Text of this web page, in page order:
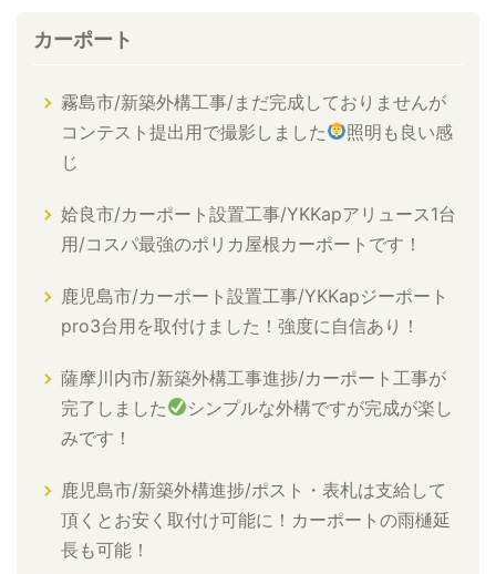
カーポート
霧島市/新築外構工事/まだ完成しておりませんが
コンテスト提出用で撮影しました
照明も良い感
じ
姶良市/カーポート設置工事/YKKapアリュース1台
用/コスパ最強のポリカ屋根カーポートです！
鹿児島市/カーポート設置工事/YKKapジーポート
pro3台用を取付けました！強度に自信あり！
薩摩川内市/新築外構工事進捗/カーポート工事が
完了しました
シンプルな外構ですが完成が楽し
みです！
鹿児島市/新築外構進捗/ポスト・表札は支給して
頂くとお安く取付け可能に！カーポートの雨樋延
長も可能！